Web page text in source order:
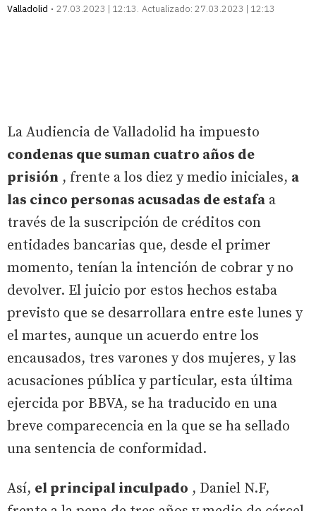
Valladolid
27.03.2023 | 12:13 Actualizado: 27.03.2023 | 12:13
La Audiencia de Valladolid ha impuesto
condenas que suman cuatro años de
prisión , frente a los diez y medio iniciales, a
las cinco personas acusadas de estafa a
través de la suscripción de créditos con
entidades bancarias que, desde el primer
momento, tenían la intención de cobrar y no
devolver. El juicio por estos hechos estaba
previsto que se desarrollara entre este lunes y
el martes, aunque un acuerdo entre los
encausados, tres varones y dos mujeres, y las
acusaciones pública y particular, esta última
ejercida por BBVA, se ha traducido en una
breve comparecencia en la que se ha sellado
una sentencia de conformidad.
Así, el principal inculpado , Daniel N.F,